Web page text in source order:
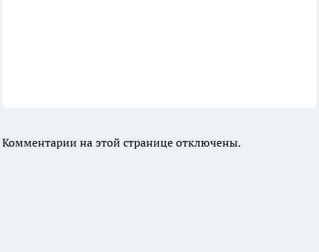
Комментарии на этой странице отключены.